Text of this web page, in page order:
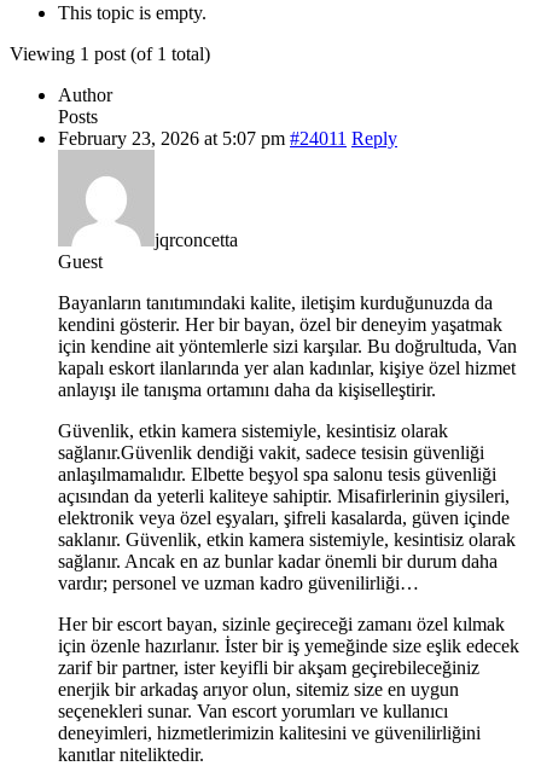
This topic is empty.
Viewing 1 post (of 1 total)
Author
Posts
February 23, 2026 at 5:07 pm #24011 Reply
jqrconcetta
Guest
Bayanların tanıtımındaki kalite, iletişim kurduğunuzda da
kendini gösterir. Her bir bayan, özel bir deneyim yaşatmak
için kendine ait yöntemlerle sizi karşılar. Bu doğrultuda, Van
kapalı eskort ilanlarında yer alan kadınlar, kişiye özel hizmet
anlayışı ile tanışma ortamını daha da kişiselleştirir.
Güvenlik, etkin kamera sistemiyle, kesintisiz olarak
sağlanır.Güvenlik dendiği vakit, sadece tesisin güvenliği
anlaşılmamalıdır. Elbette beşyol spa salonu tesis güvenliği
açısından da yeterli kaliteye sahiptir. Misafirlerinin giysileri,
elektronik veya özel eşyaları, şifreli kasalarda, güven içinde
saklanır. Güvenlik, etkin kamera sistemiyle, kesintisiz olarak
sağlanır. Ancak en az bunlar kadar önemli bir durum daha
vardır; personel ve uzman kadro güvenilirliği…
Her bir escort bayan, sizinle geçireceği zamanı özel kılmak
için özenle hazırlanır. İster bir iş yemeğinde size eşlik edecek
zarif bir partner, ister keyifli bir akşam geçirebileceğiniz
enerjik bir arkadaş arıyor olun, sitemiz size en uygun
seçenekleri sunar. Van escort yorumları ve kullanıcı
deneyimleri, hizmetlerimizin kalitesini ve güvenilirliğini
kanıtlar niteliktedir.